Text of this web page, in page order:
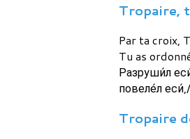
Tropaire,
Par ta croix,
Tu as
Разруши́л
повеле́л
Tropaire